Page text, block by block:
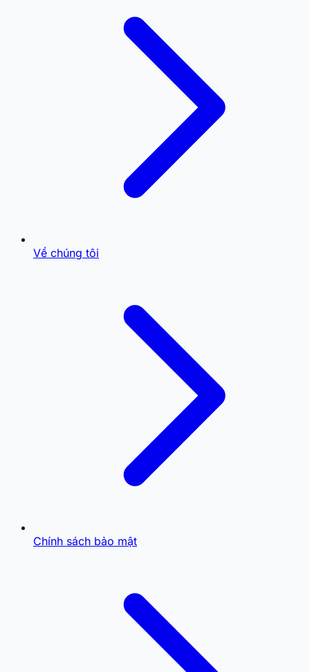
Về chúng tôi
Chính sách bảo mật